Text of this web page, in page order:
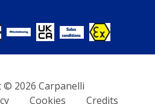
2026 Carpanelli
Cookies Credits